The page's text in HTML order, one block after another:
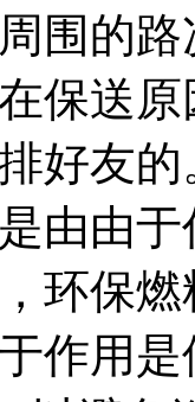
围的
保送
好友
由由
环保
作用